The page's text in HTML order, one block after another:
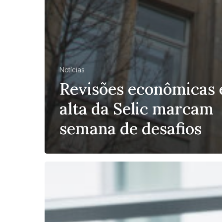
Notícias
Revisões econômicas
alta da Selic marcam
semana de desafios